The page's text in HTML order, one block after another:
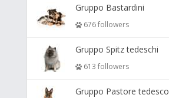
Gruppo Bastardini
676 followers
Gruppo Spitz tedeschi
613 followers
Gruppo Pastore tedesco